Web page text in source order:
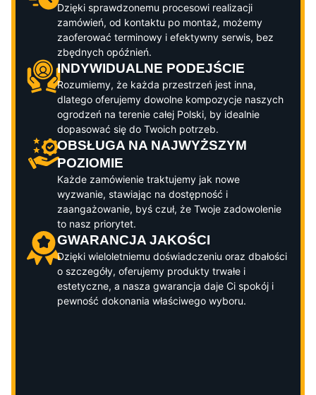
Dzięki sprawdzonemu procesowi realizacji
zamówień, od kontaktu po montaż, możemy
zaoferować terminowy i efektywny serwis, bez
zbędnych opóźnień.
INDYWIDUALNE PODEJŚCIE
Rozumiemy, że każda przestrzeń jest inna,
dlatego oferujemy dowolne kompozycje naszych
ogrodzeń na terenie całej Polski, by idealnie
dopasować się do Twoich potrzeb.
OBSŁUGA NA NAJWYŻSZYM
POZIOMIE
Każde zamówienie traktujemy jak nowe
wyzwanie, stawiając na dostępność i
zaangażowanie, byś czuł, że Twoje zadowolenie
to nasz priorytet.
GWARANCJA JAKOŚCI
Dzięki wieloletniemu doświadczeniu oraz dbałości
o szczegóły, oferujemy produkty trwałe i
estetyczne, a nasza gwarancja daje Ci spokój i
pewność dokonania właściwego wyboru.